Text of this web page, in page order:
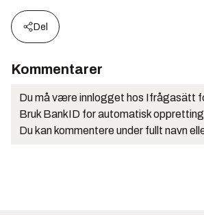
Del
Kommentarer
Du må være innlogget hos Ifrågasätt
Bruk BankID for automatisk
Du kan kommentere under fullt navn